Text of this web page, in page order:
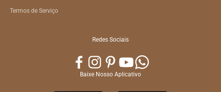
Termos de Serviço
Redes Sociais
Baixe Nosso Aplicativo